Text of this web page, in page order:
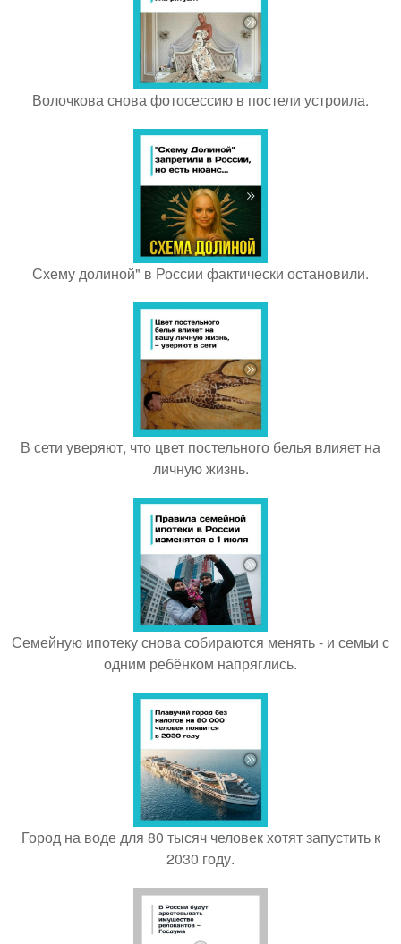
Волочкова снова фотосессию в постели устроила.
Схему долиной" в России фактически остановили.
В сети уверяют, что цвет постельного белья влияет на
личную жизнь.
Семейную ипотеку снова собираются менять - и семьи с
одним ребёнком напряглись.
Город на воде для 80 тысяч человек хотят запустить к
2030 году.